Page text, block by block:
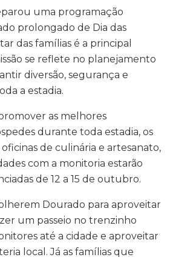
uma programação
prolongado de Dia das
das famílias é a principal
se reflete no planejamento
diversão, segurança e
a estadia.
as melhores
durante toda estadia, os
de culinária e artesanato,
com a monitoria estarão
de 12 a 15 de outubro.
Dourado para aproveitar
um passeio no trenzinho
até a cidade e aproveitar
local. Já as famílias que